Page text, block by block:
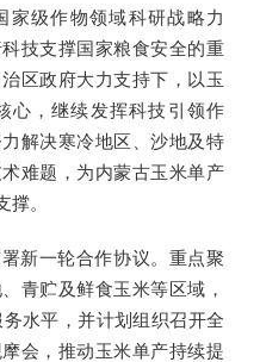
家级作物领域科研战略力
技支撑国家粮食安全的重
区政府大力支持下，以玉
心，继续发挥科技引领作
解决寒冷地区、沙地及特
难题，为内蒙古玉米单产
。
新一轮合作协议。重点聚
青贮及鲜食玉米等区域，
水平，并计划组织召开全
会，推动玉米单产持续提